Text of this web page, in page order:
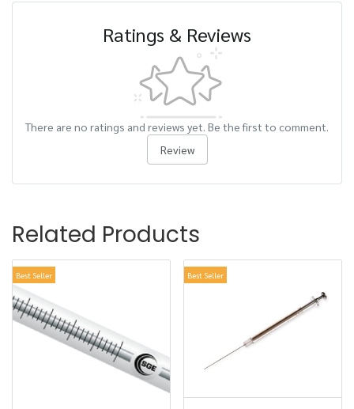
Ratings & Reviews
There are no ratings and reviews yet. Be the first to comment.
Review
Related Products
Best Seller Best Seller